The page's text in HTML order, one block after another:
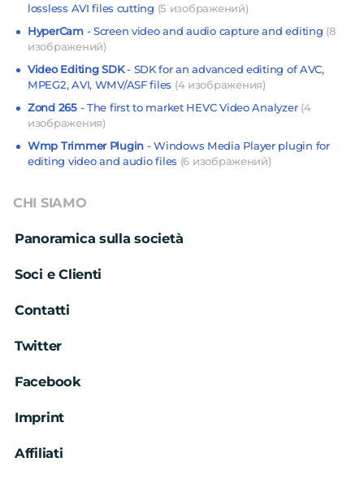
lossless AVI files cutting (5 изображений)
HyperCam- Screen video and audio capture and editing (8
изображений)
Video Editing SDK- SDK for an advanced editing of AVC,
MPEG2, AVI, WMV/ASF files (4 изображения)
Zond 265- The first to market HEVC Video Analyzer (4
изображения)
Wmp Trimmer Plugin - Windows Media Player plugin for
editing video and audio files (6 изображений)
CHI SIAMO
Panoramica sulla società
Soci e Clienti
Contatti
Twitter
Facebook
Imprint
Affiliati